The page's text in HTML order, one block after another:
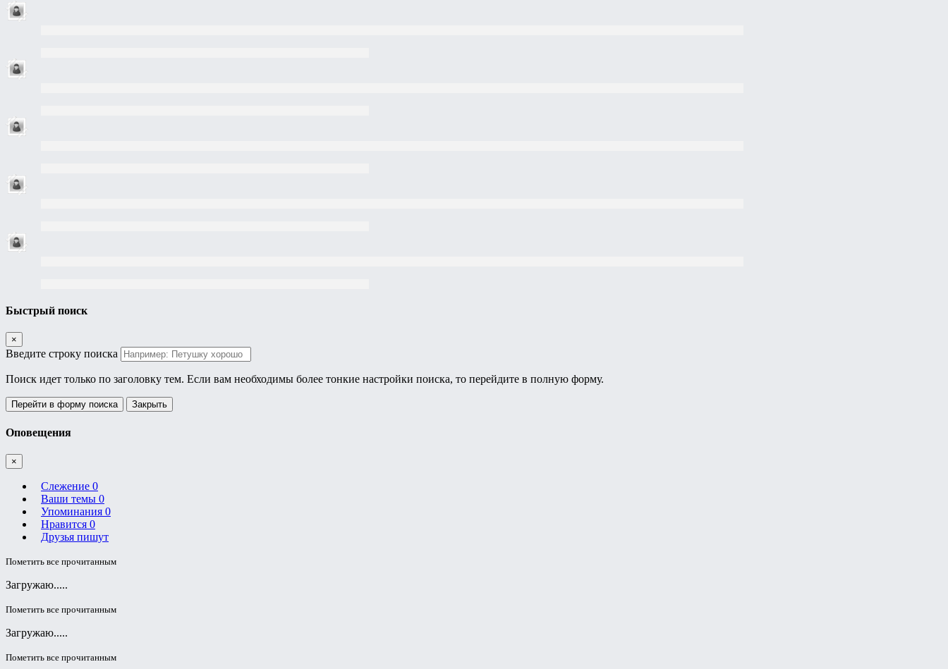
Быстрый поиск
×
Введите строку поиска
Поиск идет только по заголовку тем. Если вам необходимы более тонкие настройки поиска, то перейдите в полную форму.
Перейти в форму поиска Закрыть
Оповещения
×
Слежение 0
Ваши темы 0
Упоминания 0
Нравится 0
Друзья пишут
Пометить все прочитанным
Загружаю.....
Пометить все прочитанным
Загружаю.....
Пометить все прочитанным